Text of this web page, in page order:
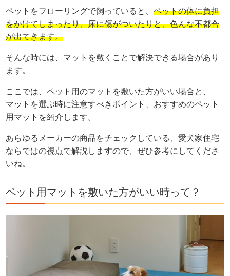
ペットをフローリングで飼っていると、ペットの体に負担
をかけてしまったり、床に傷がついたりと、色んな不都合
が出てきます。
そんな時には、マットを敷くことで解決できる場合があり
ます。
ここでは、ペット用のマットを敷いた方がいい場合と、
マットを選ぶ時に注意すべきポイント、おすすめのペット
用マットを紹介します。
あらゆるメーカーの商品をチェックしている、愛犬家住宅
ならではの視点で解説しますので、ぜひ参考にしてくださ
いね。
ペット用マットを敷いた方がいい時って？